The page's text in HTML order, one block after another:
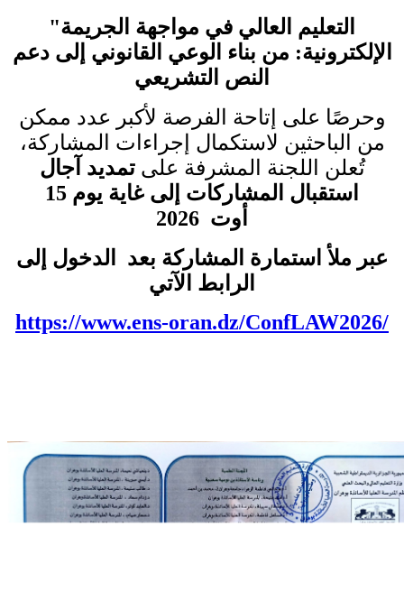
"التعليم العالي في مواجهة الجريمة
الإلكترونية: من بناء الوعي القانوني إلى دعم
النص التشريعي
وحرصًا على إتاحة الفرصة لأكبر عدد ممكن
من الباحثين لاستكمال إجراءات المشاركة،
تُعلن اللجنة المشرفة علىتمديد آجال
استقبال المشاركات إلى غاية يوم 15
أوت 2026
عبر ملأ استمارة المشاركة بعد الدخول إلى
الرابط الآتي
https://www.ens-oran.dz/ConfLAW2026/